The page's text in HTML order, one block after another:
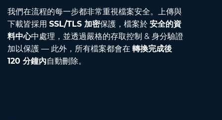
我們在流程的每一步都非常重視檔案安全。上傳與
下載皆採用 SSL/TLS 加密保護，檔案於 安全的資
料中心中處理，並透過嚴格的存取控制 & 身分驗證
加以保護 — 此外，所有檔案都會在 轉換完成後
120 分鐘內自動刪除。